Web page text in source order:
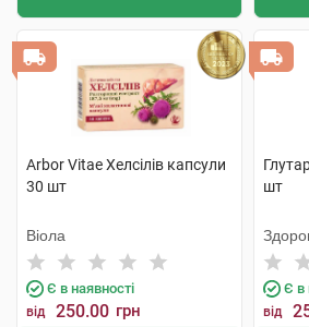
Arbor Vitae Хелсілів капсули
30 шт
Віола
Є в наявності
від 250.00 грн
шт
Є в
від